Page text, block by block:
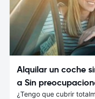
Alquilar un coche
a Sin
¿Tengo que cubrir